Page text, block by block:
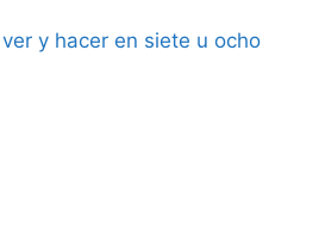
y hacer en siete u ocho